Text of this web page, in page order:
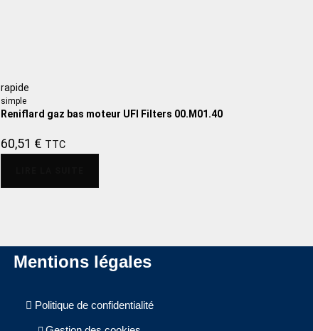
rapide
simple
Reniflard gaz bas moteur UFI Filters 00.M01.40
60,51 € TTC
Mentions légales
Politique de confidentialité